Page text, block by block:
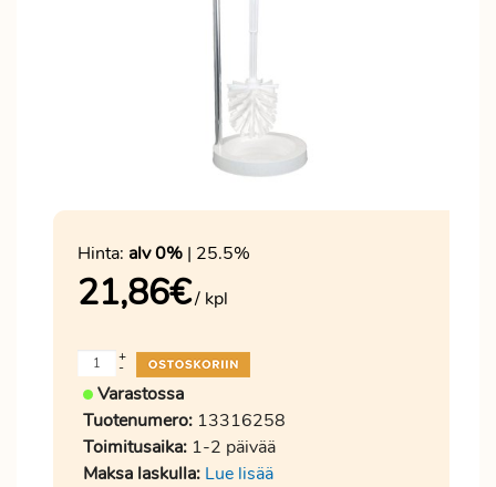
Hinta: alv 0% | 25.5%
21,86€/ kpl
-
+
Varastossa
Tuotenumero: 13316258
Toimitusaika: 1-2 päivää
Maksa laskulla: Lue lisää